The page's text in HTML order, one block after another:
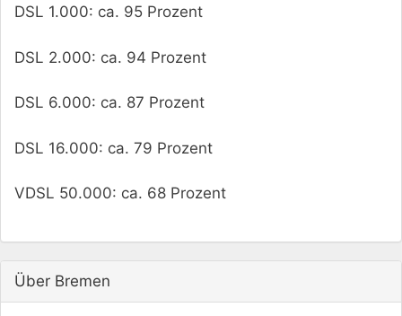
DSL 1.000: ca. 95 Prozent
DSL 2.000: ca. 94 Prozent
DSL 6.000: ca. 87 Prozent
DSL 16.000: ca. 79 Prozent
VDSL 50.000: ca. 68 Prozent
Über Bremen